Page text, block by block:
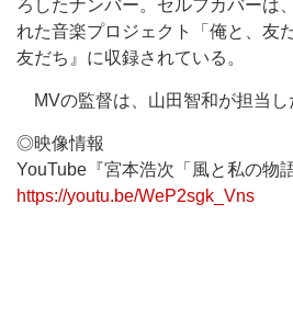
ろしたナンバー。セルフカバーは
れた音楽プロジェクト「俺と、友
友だち』に収録されている。
MVの監督は、山田智和が担当し
◎映像情報
YouTube『宮本浩次「風と私の物
https://youtu.be/WeP2sgk_Vns